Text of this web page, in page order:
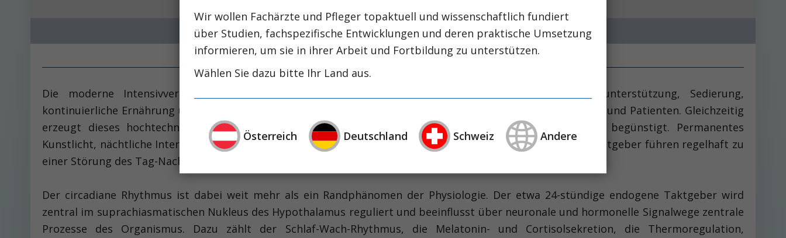
Die moderne Intensivversorgung steht für maximale physiologische ­Kontrolle. Beatmung, Kreislaufunterstützung, Sedierung,
kontinuierliche Ernährung und engmaschiges Monitoring sichern das Überleben kritisch kranker Patientinnen und Patienten. Gleichzeitig
erzeugt dieses hochtechnisierte Setting eine Umgebung, die systematisch circadiane Desynchronisation begünstigt. Permanentes
Kunstlicht, nächtliche Interventionen, Alarmgeräusche, fragmentierte Ruhephasen und fehlende natürliche Zeitgeber führen regelhaft zu
einer Störung des Tag-Nacht-Rhythmus (Gabor JY; Am J Respir Crit Care Med 2003; 167:708).
Der circadiane Rhythmus ist dabei weit mehr als ein Randphänomen der ­Physiologie. Der etwa 24-stündige ­endogene Taktgeber wird
zentral im suprachiasmatischen Nukleus des Hypothalamus reguliert und beeinflusst über neuronale und hormonelle Signalwege zentrale
Prozesse des Organismus. Dazu zählt der Schlaf-Wach-Rhythmus, die Melatonin- und Cortisolsekretion, die Thermoregulation,
Wir wollen Fachärzte und Pfleger topaktuell und wissenschaftlich fundiert
über Studien, fachspezifische Entwicklungen und deren praktische Umsetzung
informieren, um sie in ihrer Arbeit und Fortbildung zu unterstützen.
Wählen Sie dazu bitte Ihr Land aus.
Österreich Deutschland Schweiz Andere